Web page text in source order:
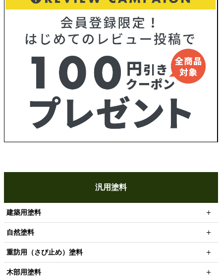
汎用塗料
建築用塗料
自然塗料
重防用（さび止め）塗料
木部用塗料